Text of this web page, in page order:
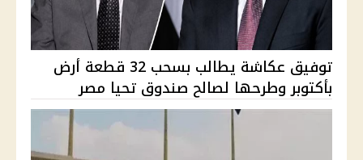
توفيق عكاشة يطالب بسحب 32 قطعة أرض
بأكتوبر وطرحها لصالح صندوق تحيا مصر